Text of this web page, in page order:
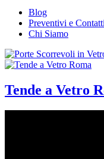
Blog
Preventivi e Contatti
Chi Siamo
Tende a Vetro